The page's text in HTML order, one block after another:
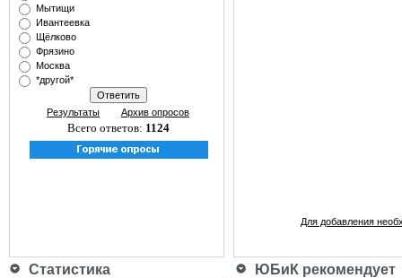
Мытищи
Ивантеевка
Щёлково
Фрязино
Москва
*другой*
Результаты Архив опросов
Всего ответов: 1124
Для добавления
Статистика ЮБиК рекомендует